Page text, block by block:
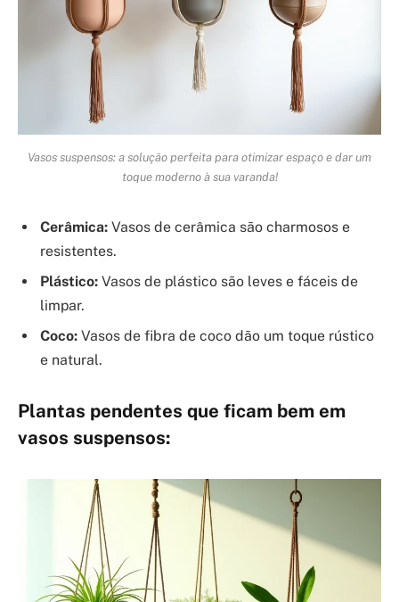
Vasos suspensos: a solução perfeita para otimizar espaço e dar um
toque moderno à sua varanda!
Cerâmica: Vasos de cerâmica são charmosos e
resistentes.
Plástico: Vasos de plástico são leves e fáceis de
limpar.
Coco: Vasos de fibra de coco dão um toque rústico
e natural.
Plantas pendentes que ficam bem em
vasos suspensos: